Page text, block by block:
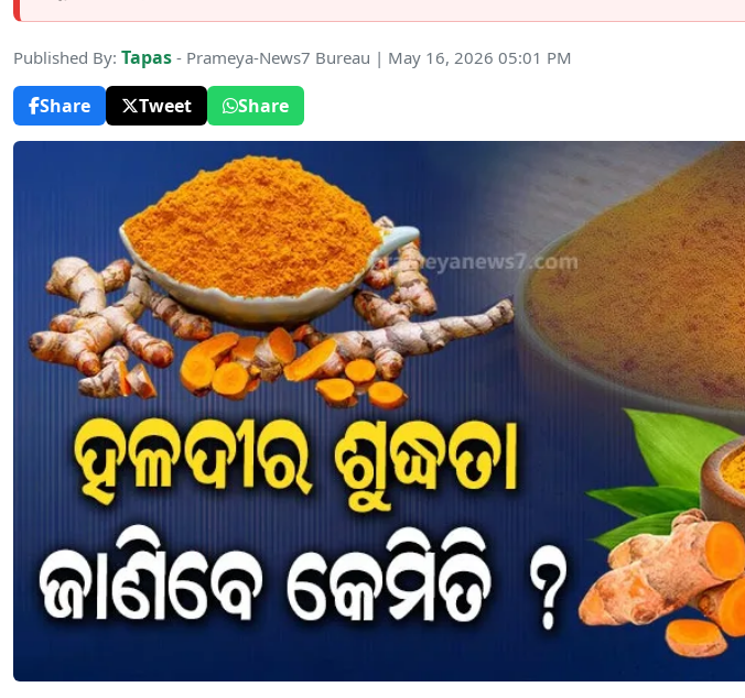
Published By: Tapas - Prameya-News7 Bureau | May 16, 2026 05:01 PM
Share
Tweet Share